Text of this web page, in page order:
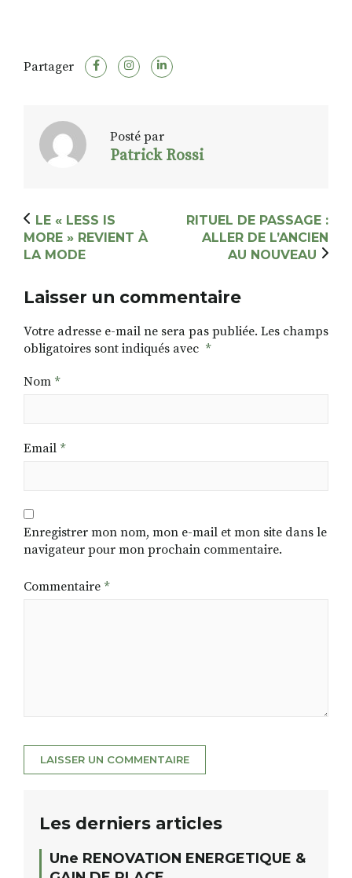
Partager
Posté par
Patrick Rossi
LE « LESS IS
MORE » REVIENT À
LA MODE
RITUEL DE PASSAGE :
ALLER DE L’ANCIEN
AU NOUVEAU
Laisser un commentaire
Votre adresse e-mail ne sera pas publiée. Les champs
obligatoires sont indiqués avec *
Nom *
Email *
Enregistrer mon nom, mon e-mail et mon site dans le
navigateur pour mon prochain commentaire.
Commentaire *
Les derniers articles
Une RENOVATION ENERGETIQUE &